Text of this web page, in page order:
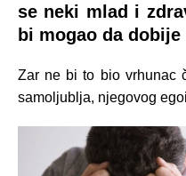
se neki mlad i
bi mogao da
Zar ne bi to bio vrhunac
samoljublja, njegovog